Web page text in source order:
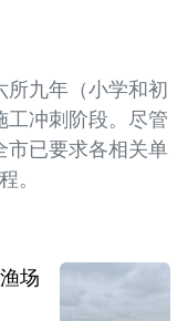
所九年（小学和初
工冲刺阶段。尽管
市已要求各相关单
。
场